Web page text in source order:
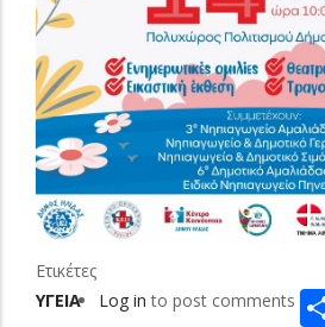
Ετικέτες
ΥΓΕΙΑ
Log in to post comments